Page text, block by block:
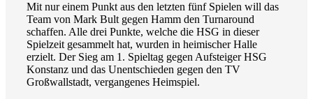
Mit nur einem Punkt aus den letzten fünf Spielen will das
Team von Mark Bult gegen Hamm den Turnaround
schaffen. Alle drei Punkte, welche die HSG in dieser
Spielzeit gesammelt hat, wurden in heimischer Halle
erzielt. Der Sieg am 1. Spieltag gegen Aufsteiger HSG
Konstanz und das Unentschieden gegen den TV
Großwallstadt, vergangenes Heimspiel.